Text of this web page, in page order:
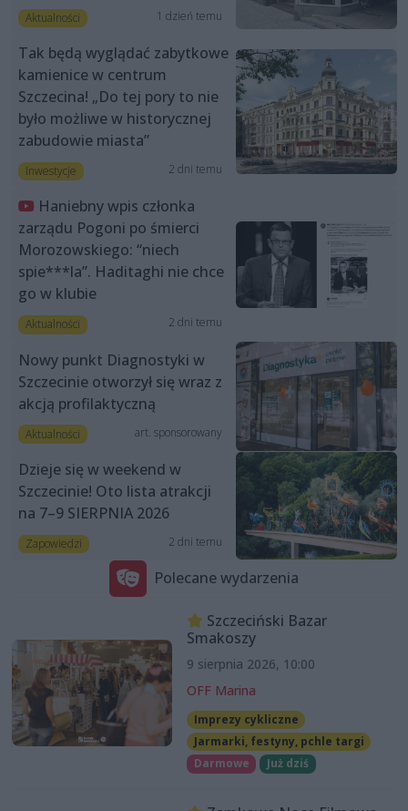
Aktualności 1 dzień temu
Tak będą wyglądać zabytkowe
kamienice w centrum
Szczecina! „Do tej pory to nie
było możliwe w historycznej
zabudowie miasta”
Inwestycje 2 dni temu
Haniebny wpis członka
zarządu Pogoni po śmierci
Morozowskiego: “niech
spie***la”. Haditaghi nie chce
go w klubie
Aktualności 2 dni temu
Nowy punkt Diagnostyki w
Szczecinie otworzył się wraz z
akcją profilaktyczną
Aktualności art. sponsorowany
Dzieje się w weekend w
Szczecinie! Oto lista atrakcji
na 7–9 SIERPNIA 2026
Zapowiedzi 2 dni temu
Polecane wydarzenia
Szczeciński Bazar
Smakoszy
9 sierpnia 2026, 10:00
OFF Marina
Imprezy cykliczne
Jarmarki, festyny, pchle targi
Darmowe
Już dziś